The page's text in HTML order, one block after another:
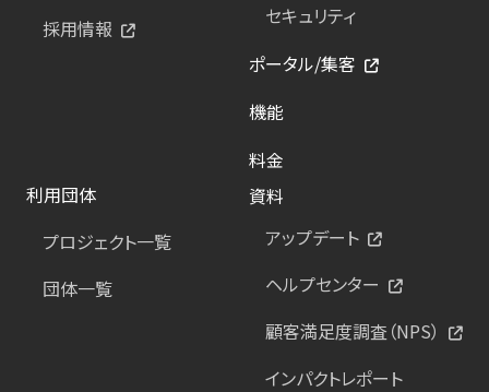
採用情報
セキュリティ
ポータル/集客
機能
料金
利用団体
プロジェクト一覧
団体一覧
資料
アップデート
ヘルプセンター
顧客満足度調査（NPS）
インパクトレポート